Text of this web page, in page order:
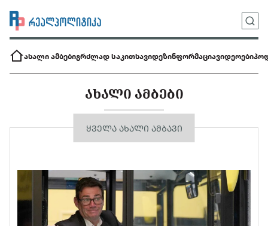
ახალი ამბებიგრძლად საკითხავიდეზინფორმაციავიდეოები
ᲐᲮᲐᲚᲘ ᲐᲛᲑᲔᲑᲘ
ᲧᲕᲔᲚᲐ ᲐᲮᲐᲚᲘ ᲐᲛᲑᲐᲕᲘ